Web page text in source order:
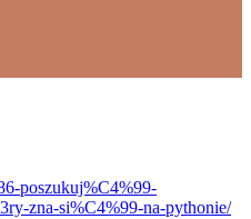
poszukuj%C4%99-
zna-si%C4%99-na-pythonie/